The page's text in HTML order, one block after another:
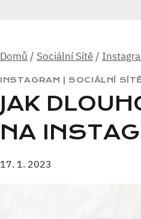
Domů / Sociální Sítě /
INSTAGRAM |SOCIÁLNÍ
JAK
NA
17. 1. 2023